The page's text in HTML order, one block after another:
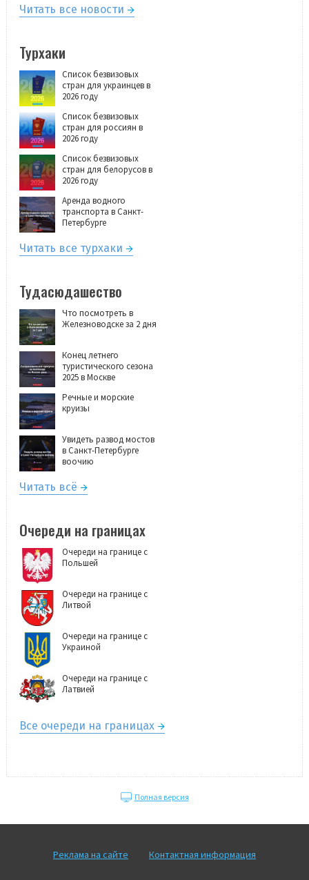
Читать все новости
Турхаки
Список безвизовых
стран для украинцев в
2026 году
Список безвизовых
стран для россиян в
2026 году
Список безвизовых
стран для белорусов в
2026 году
Аренда водного
транспорта в Санкт-
Петербурге
Читать все турхаки
Тудасюдашество
Что посмотреть в
Железноводске за 2 дня
Конец летнего
туристического сезона
2025 в Москве
Речные и морские
круизы
Увидеть развод мостов
в Санкт-Петербурге
воочию
Читать всё
Очереди на границах
Очереди на границе с
Польшей
Очереди на границе с
Литвой
Очереди на границе с
Украиной
Очереди на границе с
Латвией
Все очереди на границах
Полная версия
Реклама на сайте Контактная информация